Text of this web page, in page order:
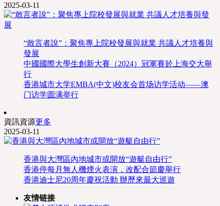
2025-03-11
“敢言者說”：聚焦專上院校發展與就業 共議人才培養與
發展
中國國際大學生創新大賽（2024）冠軍賽於上海交大舉
行
香港城市大学EMBA(中文)校友会首场访学活动——澳
门访学圆满举行
資訊資源更多
2025-03-11
香港與大灣區內地城市或開放“遊艇自由行”
香港停每月無人機煙火表演，改配合節慶舉行
香港迪士尼20周年慶祝活動 辦歷來最大巡遊
友情链接